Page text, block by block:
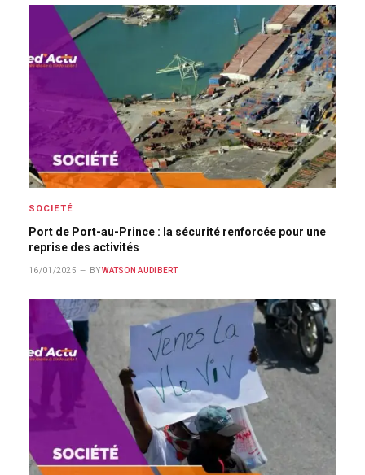
SOCIETÉ
Port de Port-au-Prince : la sécurité renforcée pour une
reprise des activités
16/01/2025 BY WATSON AUDIBERT